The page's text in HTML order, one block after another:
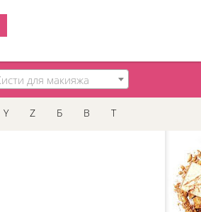
для макияжа
Y Z Б В Т